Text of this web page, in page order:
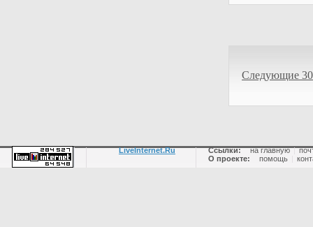
Следующие
LiveInternet.Ru Ссылки: на главную |
О проекте:
помощь